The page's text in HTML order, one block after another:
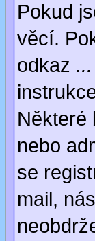
Pokud
věcí.
odkaz
Některé
nebo
se
mail,